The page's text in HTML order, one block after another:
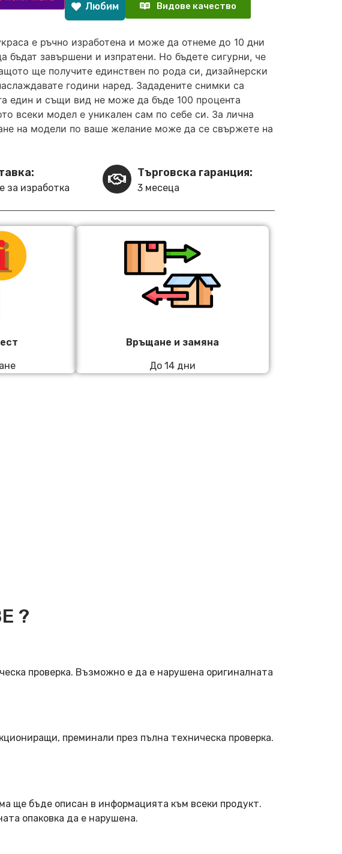
Любим Видове качество
е ръчно изработена и може да отнеме до 10 дни
бъдат завършени и изпратени. Но бъдете сигурни, че
ще получите единствен по рода си, дизайнерски
години наред. Зададените снимки са
един и същи вид не може да бъде 100 процента
всеки модел е уникален сам по себе си. За лична
на модели по ваше желание може да се свържете на
за изработка
Търговска гаранция:
3 месеца
Връщане и замяна
До 14 дни
?
проверка. Възможно е да е нарушена оригиналната
преминали през пълна техническа проверка.
ще бъде описан в информацията към всеки продукт.
опаковка да е нарушена.